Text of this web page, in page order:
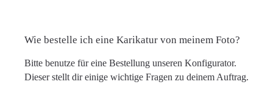
Wie bestelle ich eine Karikatur von meinem Foto?
Bitte benutze für eine Bestellung unseren Konfigurator.
Dieser stellt dir einige wichtige Fragen zu deinem Auftrag.